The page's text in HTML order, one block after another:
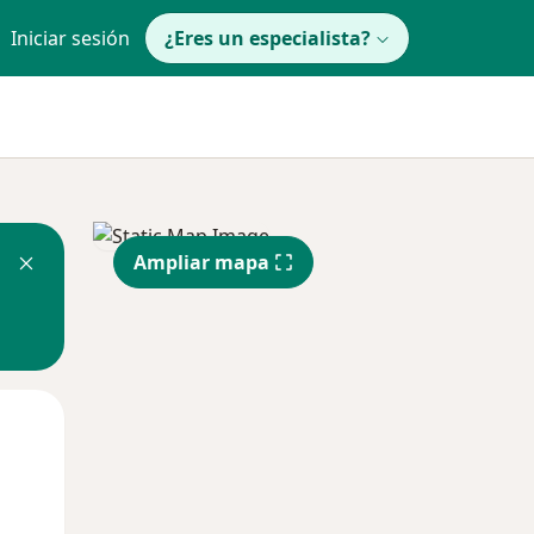
Iniciar sesión ¿Eres un especialista?
Ampliar mapa